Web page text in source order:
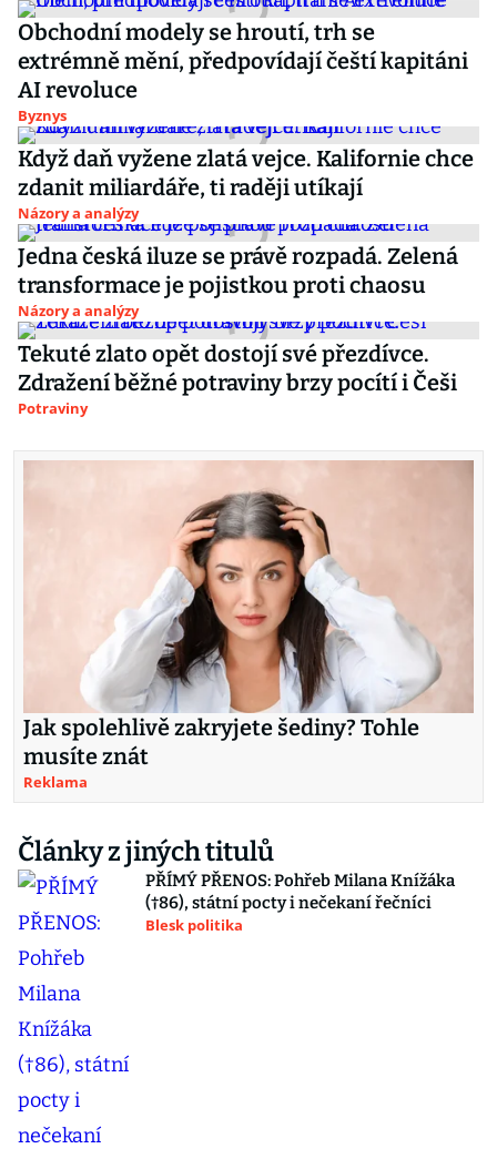
Obchodní modely se hroutí, trh se
extrémně mění, předpovídají čeští kapitáni
AI revoluce
Byznys
Když daň vyžene zlatá vejce. Kalifornie chce
zdanit miliardáře, ti raději utíkají
Názory a analýzy
Jedna česká iluze se právě rozpadá. Zelená
transformace je pojistkou proti chaosu
Názory a analýzy
Tekuté zlato opět dostojí své přezdívce.
Zdražení běžné potraviny brzy pocítí i Češi
Potraviny
Jak spolehlivě zakryjete šediny? Tohle
musíte znát
Reklama
Články z jiných titulů
PŘÍMÝ PŘENOS: Pohřeb Milana Knížáka
(†86), státní pocty i nečekaní řečníci
Blesk politika